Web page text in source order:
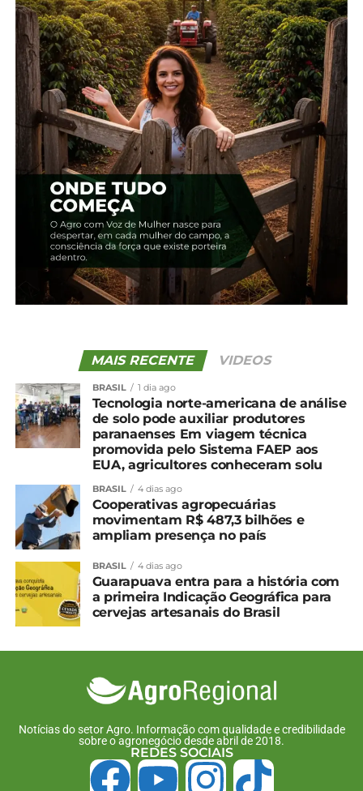
observa Romanelli.
Ele explica que a legislação dará suporte ao
processo de recuperação e preservação da espécie,
“para que possamos manter a pureza genética da
raça, com a devida segurança sanitária”. “A carne do
Porco Moura não existe em nenhum lugar do
mundo”, informa o deputado. “Além de preservar a
raça, queremos estimular o mercado, levar mais
renda para o campo, seja na agregação de valor à
produção da agricultura familiar ou para incentivar
uma criação em maior escala”.
*Alep com edição
Compartilhe isso:
Facebook
Relacionado
Sancionadas leis que
estimulam a criação do
Porco Moura no Paraná
10 de dezembro, 2024
Em "Paraná"
Leis paranaenses
potencializam produção
31 de março, 2025
Em "Paraná"
Deputados discutem
reconhecimento do Porco
Moura como patrimônio
do Paraná
29 de julho, 2024
Em "Paraná"
Plantio de soja da safra 2024/25 está
adiantado em relação ao ano anterior
Combate à ferrugem da soja é feito com o
uso de IA no Paraná
MAIS RECENTE VIDEOS
BRASIL 1 dia ago
Tecnologia norte-americana de análise
de solo pode auxiliar produtores
paranaenses Em viagem técnica
promovida pelo Sistema FAEP aos
EUA, agricultores conheceram solu
BRASIL 4 dias ago
Cooperativas agropecuárias
movimentam R$ 487,3 bilhões e
ampliam presença no país
BRASIL 4 dias ago
Guarapuava entra para a história com
a primeira Indicação Geográfica para
cervejas artesanais do Brasil
Notícias do setor Agro. Informação com qualidade e credibilidade
sobre o agronegócio desde abril de 2018.
REDES SOCIAIS